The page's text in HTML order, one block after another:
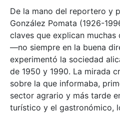
De la mano del reportero y
González Pomata (1926-
claves que explican
—no siempre en la buena
experimentó la sociedad
de 1950 y 1990. La mirada
sobre la que informaba,
sector agrario y más tarde
turístico y el gastronómico,